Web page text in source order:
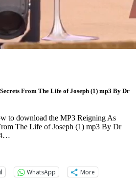
From The Life of Joseph (1) mp3 By Dr
to download the MP3 Reigning As
The Life of Joseph (1) mp3 By Dr
WhatsApp More